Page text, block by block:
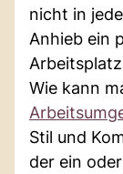
nicht in
Anhieb ein
Wie kann
Stil und
der ein